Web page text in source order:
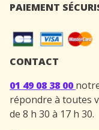
PAIEMENT
CONTACT
01 49 08 38 00
répondre à toutes
de 8 h 30 à 17 h 30.